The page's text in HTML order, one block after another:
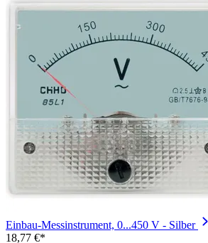
Einbau-Messinstrument, 0...450 V - Silber
18,77 €*